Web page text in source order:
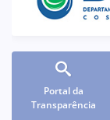
Portal da
Transparência